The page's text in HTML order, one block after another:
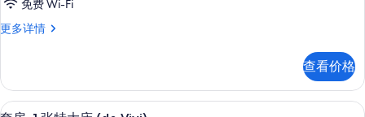
有
照
多
信
特
大
的
所
免费 Wi-Fi
更多详情
套
特
大
查看价格
显
套房, 1 张特大床 (de Vivi) | 埃及棉床